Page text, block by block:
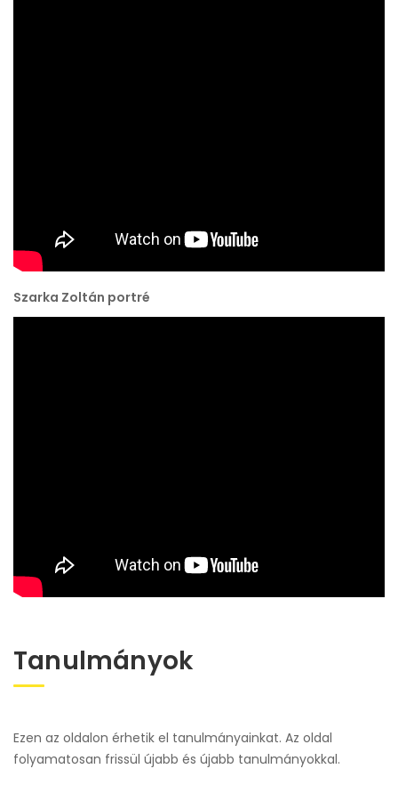
Szarka Zoltán portré
Tanulmányok
Ezen az oldalon érhetik el tanulmányainkat. Az oldal
folyamatosan frissül újabb és újabb tanulmányokkal.